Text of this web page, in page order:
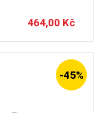
464,00 Kč
-45%